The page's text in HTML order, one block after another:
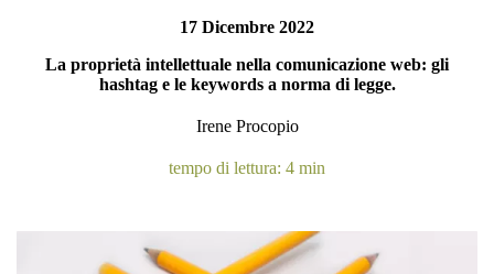
17 Dicembre 2022
La proprietà intellettuale nella comunicazione web: gli
hashtag e le keywords a norma di legge.
Irene Procopio
tempo di lettura: 4 min